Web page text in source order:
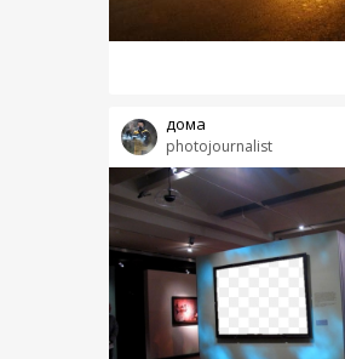
photojournalist
дома